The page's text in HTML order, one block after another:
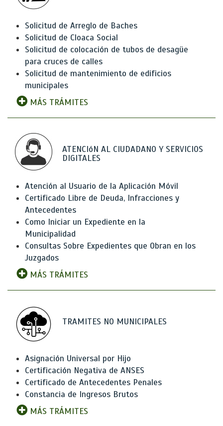
Solicitud de Arreglo de Baches
Solicitud de Cloaca Social
Solicitud de colocación de tubos de desagüe
para cruces de calles
Solicitud de mantenimiento de edificios
municipales
MÁS TRÁMITES
ATENCIóN AL CIUDADANO Y SERVICIOS
DIGITALES
Atención al Usuario de la Aplicación Móvil
Certificado Libre de Deuda, Infracciones y
Antecedentes
Como Iniciar un Expediente en la
Municipalidad
Consultas Sobre Expedientes que Obran en los
Juzgados
MÁS TRÁMITES
TRAMITES NO MUNICIPALES
Asignación Universal por Hijo
Certificación Negativa de ANSES
Certificado de Antecedentes Penales
Constancia de Ingresos Brutos
MÁS TRÁMITES